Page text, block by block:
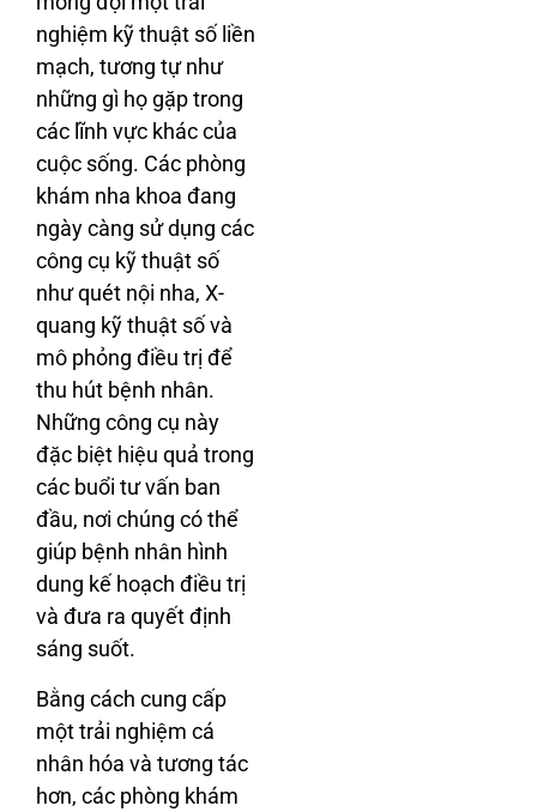
nghiệm kỹ thuật số liền
mạch, tương tự như
những gì họ gặp trong
các lĩnh vực khác của
cuộc sống. Các phòng
khám nha khoa đang
ngày càng sử dụng các
công cụ kỹ thuật số
như quét nội nha, X-
quang kỹ thuật số và
mô phỏng điều trị để
thu hút bệnh nhân.
Những công cụ này
đặc biệt hiệu quả trong
các buổi tư vấn ban
đầu, nơi chúng có thể
giúp bệnh nhân hình
dung kế hoạch điều trị
và đưa ra quyết định
sáng suốt.
Bằng cách cung cấp
một trải nghiệm cá
nhân hóa và tương tác
hơn, các phòng khám